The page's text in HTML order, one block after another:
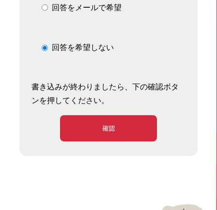
回答をメールで希望
回答を希望しない
書き込みが終わりましたら、下の確認ボタ
ンを押してください。
確認